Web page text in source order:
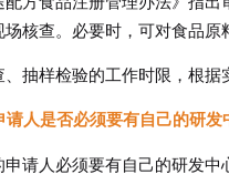
核查。必要时，可对食品原
抽样检验的工作时限，根据
人是否必须要有自己的研
请人必须要有自己的研发中